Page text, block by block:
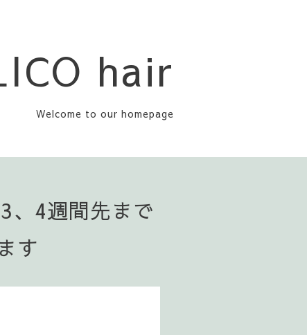
hair
Welcome to our homepage
4週間先まで
す